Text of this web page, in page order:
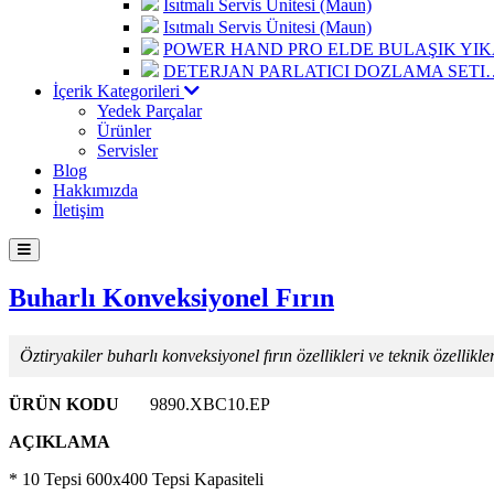
Isıtmalı Servis Ünitesi (Maun)
Isıtmalı Servis Ünitesi (Maun)
POWER HAND PRO ELDE BULAŞIK
DETERJAN PARLATICI DOZLAMA
İçerik Kategorileri
Yedek Parçalar
Ürünler
Servisler
Blog
Hakkımızda
İletişim
Buharlı Konveksiyonel Fırın
Öztiryakiler buharlı konveksiyonel fırın özellikleri ve teknik
ÜRÜN KODU
9890.XBC10.EP
AÇIKLAMA
* 10 Tepsi 600x400 Tepsi Kapasiteli